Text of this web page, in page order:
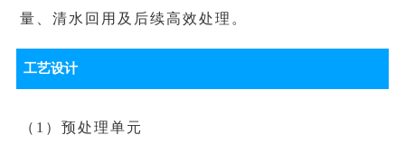
量、清水回用及后续高效处理。
工艺设计
（1）预处理单元